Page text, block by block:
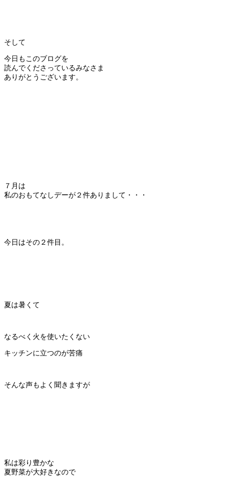
そして
今日もこのブログを
読んでくださっているみなさま
ありがとうございます。
７月は
私のおもてなしデーが２件ありまして・・・
今日はその２件目。
夏は暑くて
なるべく火を使いたくない
キッチンに立つのが苦痛
そんな声もよく聞きますが
私は彩り豊かな
夏野菜が大好きなので